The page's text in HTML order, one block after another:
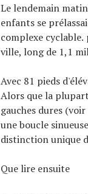
Le lendemain
enfants se
complexe cyclable.
ville, long de 1,1
Avec 81 pieds
Alors que la
gauches dures
une boucle
distinction unique
Que lire ensuite